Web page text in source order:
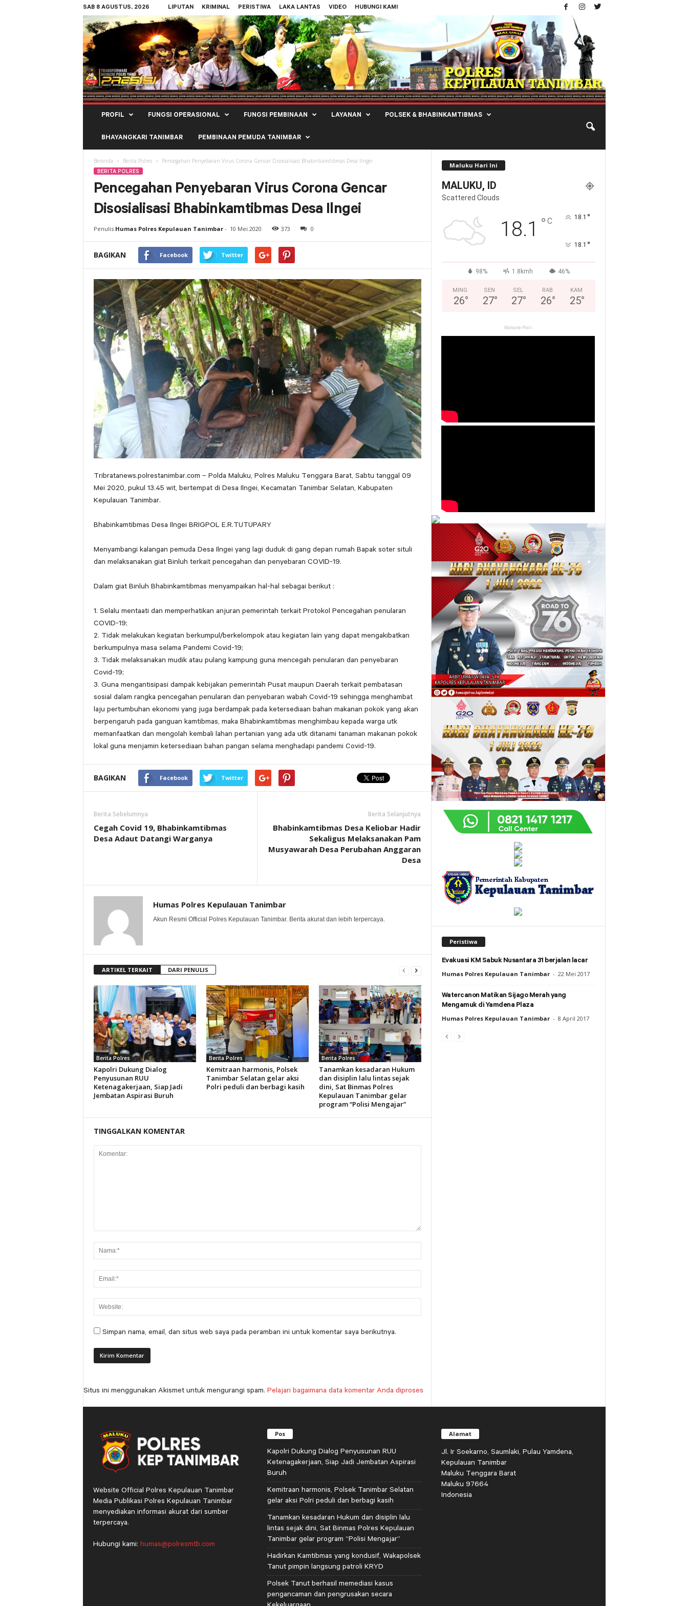
SAB 8 AGUSTUS, 2026 LIPUTAN KRIMINAL PERISTIWA LAKA LANTAS VIDEO HUBUNGI KAMI
Polres
Kepulauan
PROFIL FUNGSI OPERASIONAL FUNGSI PEMBINAAN LAYANAN POLSEK & BHABINKAMTIBMAS
BHAYANGKARI TANIMBAR PEMBINAAN PEMUDA TANIMBAR
Beranda Berita Polres Pencegahan Penyebaran Virus Corona Gencar Disosialisasi Bhabinkamtibmas Desa Ilngei
BERITA POLRES
Pencegahan Penyebaran Virus Corona Gencar
Disosialisasi Bhabinkamtibmas Desa Ilngei
Penulis Humas Polres Kepulauan Tanimbar- 10 Mei 2020 373 0
BAGIKAN Facebook Twitter
Tribratanews.polrestanimbar.com – Polda Maluku, Polres Maluku Tenggara Barat, Sabtu tanggal 09
Mei 2020, pukul 13.45 wit, bertempat di Desa Ilngei, Kecamatan Tanimbar Selatan, Kabupaten
Kepulauan Tanimbar.
Bhabinkamtibmas Desa Ilngei BRIGPOL E.R.TUTUPARY
Menyambangi kalangan pemuda Desa Ilngei yang lagi duduk di gang depan rumah Bapak soter situli
dan melaksanakan giat Binluh terkait pencegahan dan penyebaran COVID-19.
Dalam giat Binluh Bhabinkamtibmas menyampaikan hal-hal sebagai berikut :
1. Selalu mentaati dan memperhatikan anjuran pemerintah terkait Protokol Pencegahan penularan
COVID-19;
2. Tidak melakukan kegiatan berkumpul/berkelompok atau kegiatan lain yang dapat mengakibatkan
berkumpulnya masa selama Pandemi Covid-19;
3. Tidak melaksanakan mudik atau pulang kampung guna mencegah penularan dan penyebaran
Covid-19;
3. Guna mengantisipasi dampak kebijakan pemerintah Pusat maupun Daerah terkait pembatasan
sosial dalam rangka pencegahan penularan dan penyebaran wabah Covid-19 sehingga menghambat
laju pertumbuhan ekonomi yang juga berdampak pada ketersediaan bahan makanan pokok yang akan
berpengaruh pada ganguan kamtibmas, maka Bhabinkamtibmas menghimbau kepada warga utk
memanfaatkan dan mengolah kembali lahan pertanian yang ada utk ditanami tanaman makanan pokok
lokal guna menjamin ketersediaan bahan pangan selama menghadapi pandemi Covid-19.
BAGIKAN Facebook Twitter
Berita Sebelumnya
Cegah Covid 19, Bhabinkamtibmas
Desa Adaut Datangi Warganya
Berita Selanjutnya
Bhabinkamtibmas Desa Keliobar Hadir
Sekaligus Melaksanakan Pam
Musyawarah Desa Perubahan Anggaran
Desa
Humas Polres Kepulauan Tanimbar
Akun Resmi Official Polres Kepulauan Tanimbar. Berita akurat dan lebih terpercaya.
ARTIKEL TERKAIT DARI PENULIS
Berita Polres
Kapolri Dukung Dialog
Penyusunan RUU
Ketenagakerjaan, Siap Jadi
Jembatan Aspirasi Buruh
Berita Polres
Kemitraan harmonis, Polsek
Tanimbar Selatan gelar aksi
Polri peduli dan berbagi kasih
Berita Polres
Tanamkan kesadaran Hukum
dan disiplin lalu lintas sejak
dini, Sat Binmas Polres
Kepulauan Tanimbar gelar
program “Polisi Mengajar”
TINGGALKAN KOMENTAR
Simpan nama, email, dan situs web saya pada peramban ini untuk komentar saya berikutnya.
Situs ini menggunakan Akismet untuk mengurangi spam. Pelajari bagaimana data komentar Anda diproses
Maluku Hari Ini
MALUKU, ID
Scattered Clouds
18.1 ° C 18.1 °
18.1 °
98% 1.8kmh 46%
MING
26°
SEN
27°
SEL
27°
RAB
26°
KAM
25°
Website Polri
Peristiwa
Evakuasi KM Sabuk Nusantara 31 berjalan lacar
Humas Polres Kepulauan Tanimbar - 22 Mei 2017
Watercanon Matikan Sijago Merah yang
Mengamuk di Yamdena Plaza
Humas Polres Kepulauan Tanimbar - 8 April 2017
Website Official Polres Kepulauan Tanimbar
Media Publikasi Polres Kepulauan Tanimbar
menyediakan informasi akurat dari sumber
terpercaya.
Hubungi kami: humas@polresmtb.com
Pos
Kapolri Dukung Dialog Penyusunan RUU
Ketenagakerjaan, Siap Jadi Jembatan Aspirasi
Buruh
Kemitraan harmonis, Polsek Tanimbar Selatan
gelar aksi Polri peduli dan berbagi kasih
Tanamkan kesadaran Hukum dan disiplin lalu
lintas sejak dini, Sat Binmas Polres Kepulauan
Tanimbar gelar program “Polisi Mengajar”
Hadirkan Kamtibmas yang kondusif, Wakapolsek
Tanut pimpin langsung patroli KRYD
Polsek Tanut berhasil memediasi kasus
pengancaman dan pengrusakan secara
Alamat
Jl. Ir Soekarno, Saumlaki, Pulau Yamdena,
Kepulauan Tanimbar
Maluku Tenggara Barat
Maluku 97664
Indonesia